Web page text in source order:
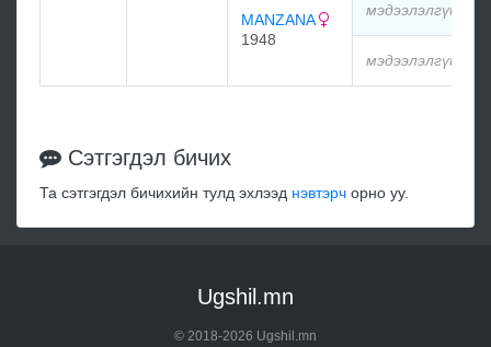
MANZANA
1948
мэдээлэлгүй
мэдээлэлгүй
Сэтгэгдэл бичих
Та сэтгэгдэл бичихийн тулд эхлээд нэвтэрч орно уу.
Ugshil.mn
© 2018-2026 Ugshil.mn